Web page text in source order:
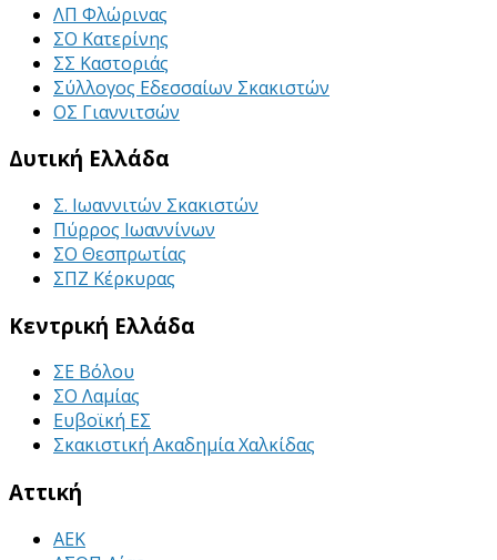
ΛΠ Φλώρινας
ΣΟ Κατερίνης
ΣΣ Καστοριάς
Σύλλογος Εδεσσαίων Σκακιστών
ΟΣ Γιαννιτσών
Δυτική Ελλάδα
Σ. Ιωαννιτών Σκακιστών
Πύρρος Ιωαννίνων
ΣΟ Θεσπρωτίας
ΣΠΖ Κέρκυρας
Κεντρική Ελλάδα
ΣΕ Βόλου
ΣΟ Λαμίας
Ευβοϊκή ΕΣ
Σκακιστική Ακαδημία Χαλκίδας
Αττική
ΑΕΚ